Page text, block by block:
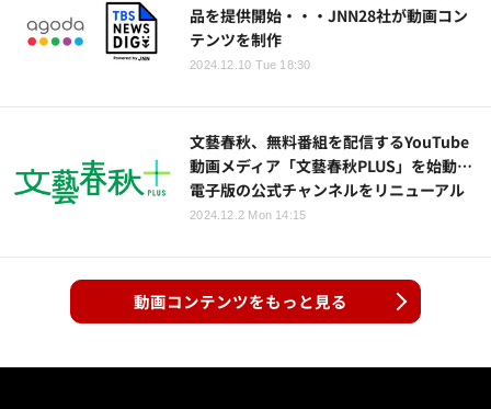
品を提供開始・・・JNN28社が動画コン
テンツを制作
2024.12.10 Tue 18:30
文藝春秋、無料番組を配信するYouTube
動画メディア「文藝春秋PLUS」を始動…
電子版の公式チャンネルをリニューアル
2024.12.2 Mon 14:15
動画コンテンツをもっと見る